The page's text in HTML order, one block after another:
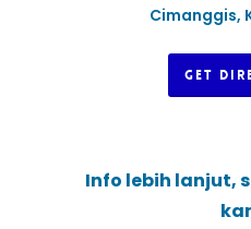
Cimanggis,
GET
Info lebih lanjut,